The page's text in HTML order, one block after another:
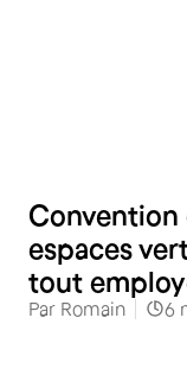
Convention
espaces
tout
Par Romain 6